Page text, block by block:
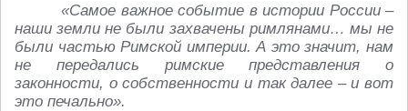
«Самое важное событие в истории России –
наши земли не были захвачены римлянами… мы не
были частью Римской империи. А это значит, нам
не передались римские представления о
законности, о собственности и так далее – и вот
это печально».